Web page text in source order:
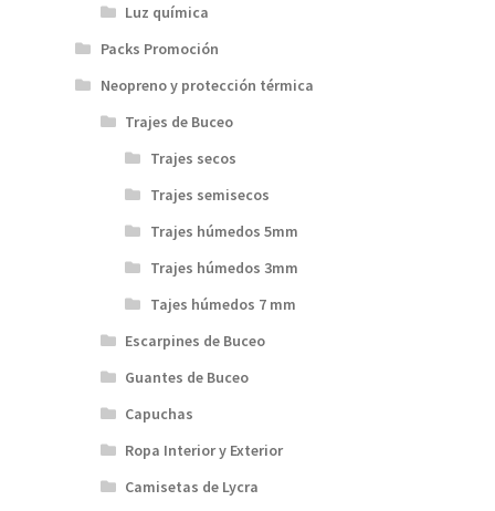
Luz química
Packs Promoción
Neopreno y protección térmica
Trajes de Buceo
Trajes secos
Trajes semisecos
Trajes húmedos 5mm
Trajes húmedos 3mm
Tajes húmedos 7 mm
Escarpines de Buceo
Guantes de Buceo
Capuchas
Ropa Interior y Exterior
Camisetas de Lycra